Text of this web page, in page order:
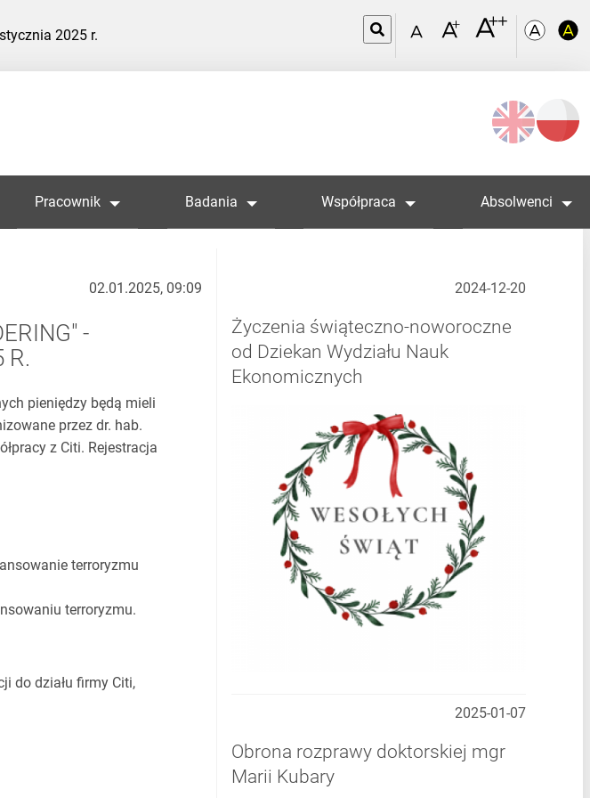
2025 r.
Wybierz
język
Pracownik Badania Współpraca Absolwenci
02.01.2025, 09:09
-
R.
pieniędzy będą mieli
przez dr. hab.
z Citi. Rejestracja
terroryzmu
terroryzmu.
do działu firmy Citi,
2024-12-20
Życzenia świąteczno-noworoczne
od Dziekan Wydziału Nauk
Ekonomicznych
2025-01-07
Obrona rozprawy doktorskiej mgr
Marii Kubary